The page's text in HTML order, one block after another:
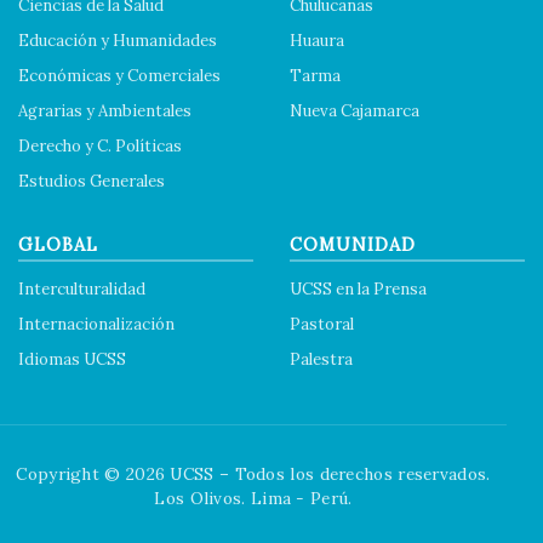
Ciencias de la Salud
Educación y Humanidades
Económicas y Comerciales
Agrarias y Ambientales
Derecho y C. Políticas
Estudios Generales
Chulucanas
Huaura
Tarma
Nueva Cajamarca
GLOBAL
Interculturalidad
Internacionalización
Idiomas UCSS
COMUNIDAD
UCSS en la Prensa
Pastoral
Palestra
Copyright © 2026 UCSS – Todos los derechos reservados.
Los Olivos. Lima - Perú.